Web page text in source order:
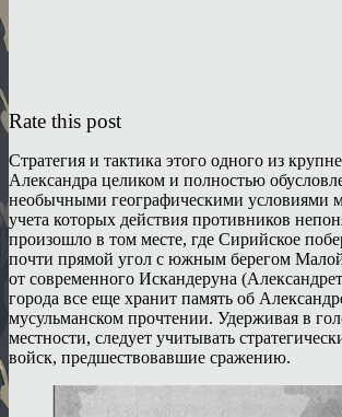
Rate this post
Стратегия и тактика этого одного из
Александра целиком и полностью
необычными географическими условиями
учета которых действия противников
произошло в том месте, где Сирийское
почти прямой угол с южным берегом
от современного Искандеруна
города все еще хранит память об
мусульманском прочтении. Удерживая в
местности, следует учитывать
войск, предшествовавшие сражению.